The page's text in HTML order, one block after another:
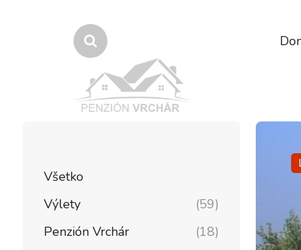
Všetko
Výlety
(59)
Penzión Vrchár
(18)